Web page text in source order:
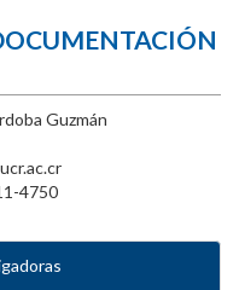
Guzmán
4750